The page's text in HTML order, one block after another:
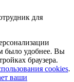
для
было удобнее. Вы
браузера.
cookies.
ваши